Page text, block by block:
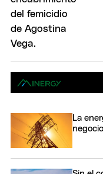
La